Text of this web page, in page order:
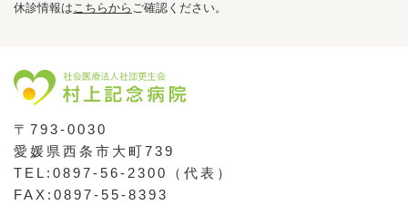
休診情報はこちらから ご確認ください。
〒793-0030
愛媛県西条市大町739
TEL:0897-56-2300（代表）
FAX:0897-55-8393